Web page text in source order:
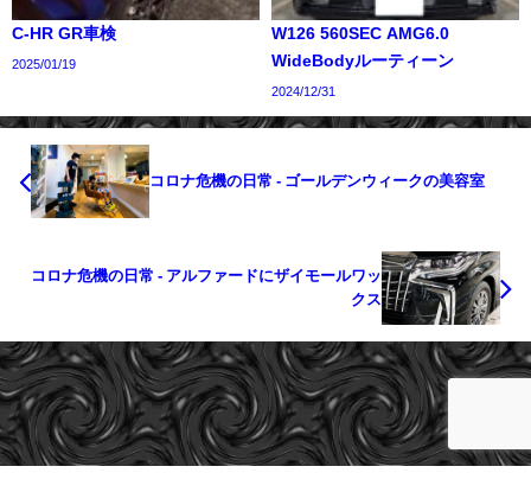
C-HR GR車検
2025/01/19
W126 560SEC AMG6.0
WideBodyルーティーン
2024/12/31
コロナ危機の日常 - ゴールデンウィークの美容室
コロナ危機の日常 - アルファードにザイモールワッ
クス